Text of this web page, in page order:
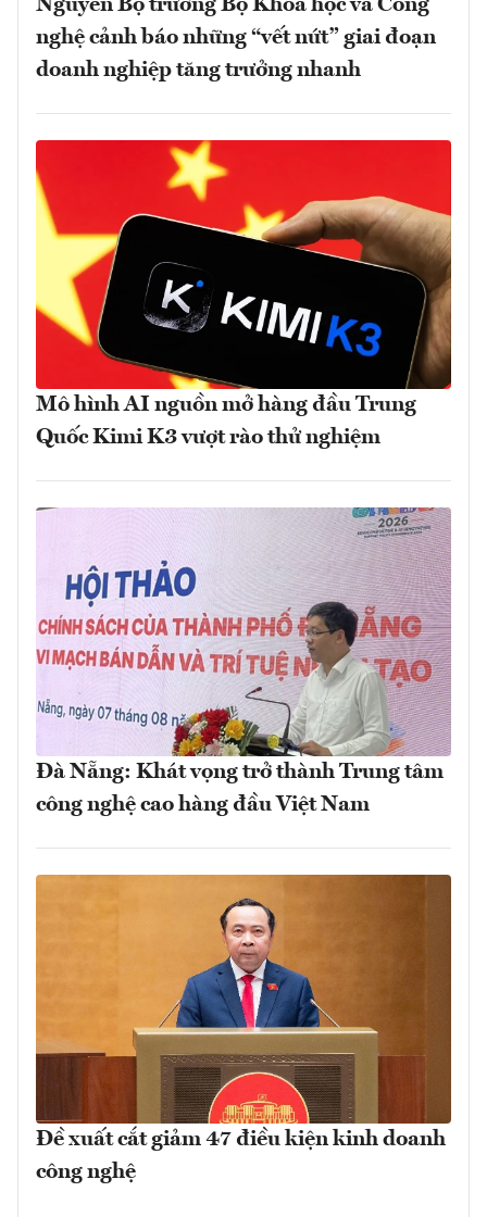
Nguyên Bộ trưởng Bộ Khoa học và Công
nghệ cảnh báo những “vết nứt” giai đoạn
doanh nghiệp tăng trưởng nhanh
Mô hình AI nguồn mở hàng đầu Trung
Quốc Kimi K3 vượt rào thử nghiệm
Đà Nẵng: Khát vọng trở thành Trung tâm
công nghệ cao hàng đầu Việt Nam
Đề xuất cắt giảm 47 điều kiện kinh doanh
công nghệ